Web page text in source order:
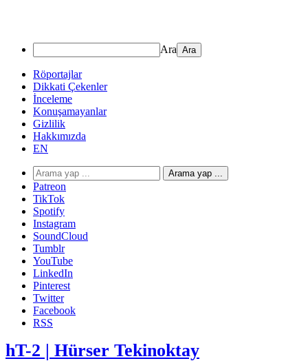
Ara
Röportajlar
Dikkati Çekenler
İnceleme
Konuşamayanlar
Gizlilik
Hakkımızda
EN
Arama yap ...
Patreon
TikTok
Spotify
Instagram
SoundCloud
Tumblr
YouTube
LinkedIn
Pinterest
Twitter
Facebook
RSS
hT-2 | Hürser Tekinoktay